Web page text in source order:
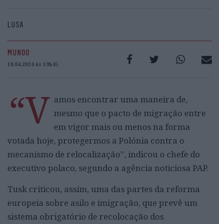
LUSA
MUNDO
10.04.2024 às 19h45
“V amos encontrar uma maneira de,
mesmo que o pacto de migração entre
em vigor mais ou menos na forma
votada hoje, protegermos a Polónia contra o
mecanismo de relocalização”, indicou o chefe do
executivo polaco, segundo a agência noticiosa PAP.
Tusk criticou, assim, uma das partes da reforma
europeia sobre asilo e imigração, que prevê um
sistema obrigatório de recolocação dos